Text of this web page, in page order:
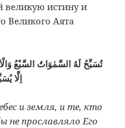
истину и
Великого Аята
اِلَّا
и земля, и те, кто
не прославляло Его